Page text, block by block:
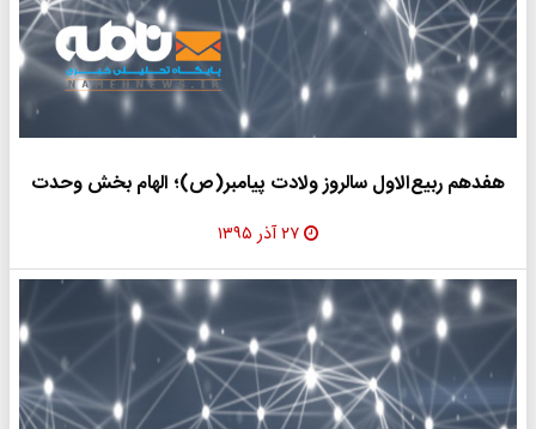
هفدهم ربیع‌الاول سالروز ولادت پیامبر(ص)؛ الهام بخش وحدت
۲۷ آذر ۱۳۹۵